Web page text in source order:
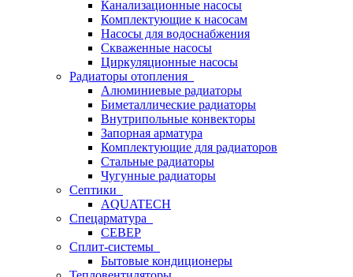
Канализационные насосы
Комплектующие к насосам
Насосы для водоснабжения
Скваженные насосы
Циркуляционные насосы
Радиаторы отопления
Алюминиевые радиаторы
Биметаллические радиаторы
Внутрипольные конвекторы
Запорная арматура
Комплектующие для радиаторов
Стальные радиаторы
Чугунные радиаторы
Септики
AQUATECH
Спецарматура
СЕВЕР
Сплит-системы
Бытовые кондиционеры